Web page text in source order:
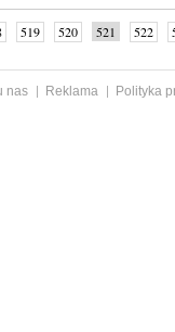
519 520 521 522
nas Reklama
Polityka